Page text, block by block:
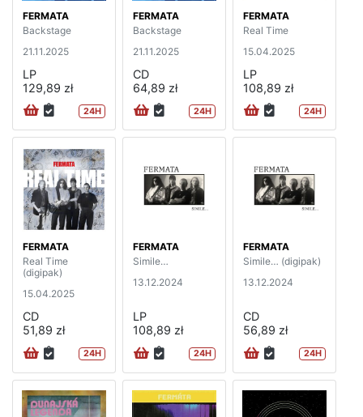
FERMATA
Backstage
21.11.2025
LP
129,89 zł
24H
FERMATA
Backstage
21.11.2025
CD
64,89 zł
24H
FERMATA
Real Time
15.04.2025
LP
108,89 zł
24H
FERMATA
Real Time
(digipak)
15.04.2025
CD
51,89 zł
24H
FERMATA
Simile…
13.12.2024
LP
108,89 zł
24H
FERMATA
Simile… (digipak)
13.12.2024
CD
56,89 zł
24H